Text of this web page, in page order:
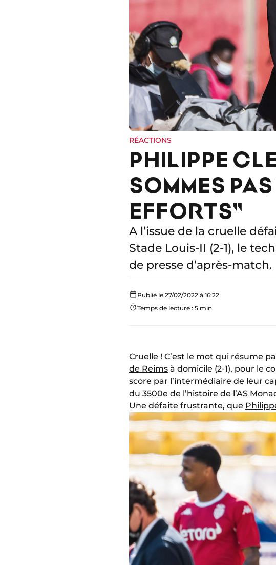
RÉACTIONS
PHILIPPE
SOMMES
EFFORTS"
A l’issue de la cruelle
Stade Louis-II (2-1), le
de presse d’après-match.
Publié le 27/02/2022 à 16:22
Temps de lecture : 5 min.
Cruelle ! C’est le mot qui résume
de Reims à domicile (2-1), pour le
score par l’intermédiaire de leur
du 3500e de l’histoire de l’AS
Une défaite frustrante, que